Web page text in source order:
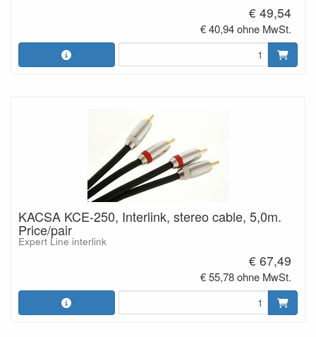
€ 49,54
€ 40,94 ohne MwSt.
KACSA KCE-250, Interlink, stereo cable, 5,0m.
Price/pair
Expert Line interlink
€ 67,49
€ 55,78 ohne MwSt.